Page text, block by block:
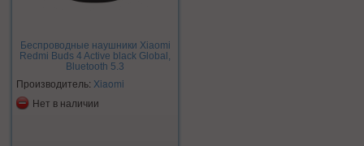
Беспроводные наушники Xiaomi
Redmi Buds 4 Active black Global,
Bluetooth 5.3
Производитель: Xiaomi
Нет в наличии